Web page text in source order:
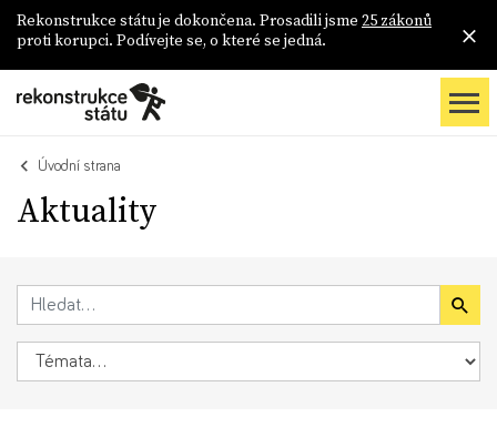
Rekonstrukce státu je dokončena. Prosadili jsme 25 zákonů
proti korupci. Podívejte se, o které se jedná.
Úvodní strana
Aktuality